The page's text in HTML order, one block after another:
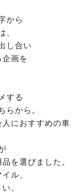
から
、
し合い
画を
する
らから。
におすすめの車
を選びました。
ル、
。